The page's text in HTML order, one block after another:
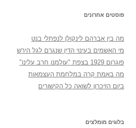
פוסטים אחרונים
מה בין אברהם לינקולן לנפתלי בנט
מי האשמים בעינוי הדין שנגרם לגל הירש
פוגרום 1929 בצפת "עולמנו חרב עלינו"
מה באמת קרה במלחמת העצמאות
ביום הזיכרון לשואה כל הקישורים
בלוגים מומלצים